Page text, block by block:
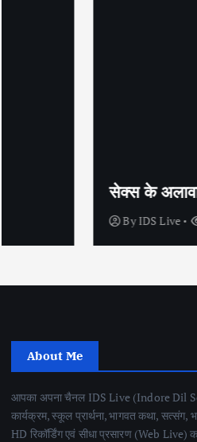
सेक्स के अलावा भी कंडोम
4439 views
About Me
आपका अपना चैनल IDS Live (Indore Dil
कार्यक्रम, स्कूल प्रार्थना, भागवत कथा, सत्संग,
HD रिकॉर्डिंग एवं सीधा प्रसारण (Web Live)